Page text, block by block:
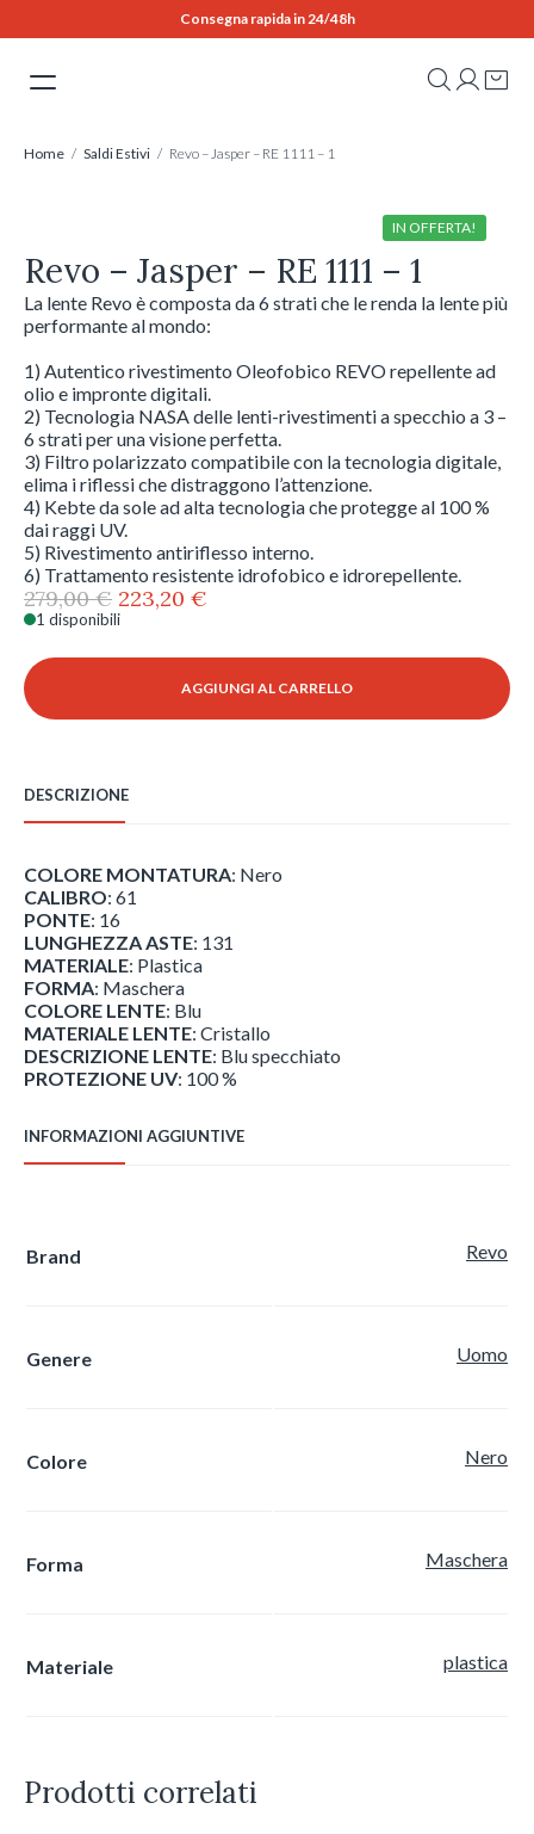
to
Consegna rapida in 24/48h
Home / Saldi Estivi / Revo – Jasper – RE 1111 – 1
IN OFFERTA!
Revo – Jasper – RE 1111 – 1
La lente Revo è composta da 6 strati che le renda la lente più
performante al mondo:
1) Autentico rivestimento Oleofobico REVO repellente ad
olio e impronte digitali.
2) Tecnologia NASA delle lenti-rivestimenti a specchio a 3 –
6 strati per una visione perfetta.
3) Filtro polarizzato compatibile con la tecnologia digitale,
elima i riflessi che distraggono l’attenzione.
4) Kebte da sole ad alta tecnologia che protegge al 100 %
dai raggi UV.
5) Rivestimento antiriflesso interno.
6) Trattamento resistente idrofobico e idrorepellente.
279,00€ Il
prezzo
279,00 €.
223,20 €
223,20 €.
1 disponibili
Jasper
-
1
quantità
AGGIUNGI AL CARRELLO
DESCRIZIONE
COLORE MONTATURA: Nero
CALIBRO: 61
PONTE: 16
LUNGHEZZA ASTE: 131
MATERIALE: Plastica
FORMA: Maschera
COLORE LENTE: Blu
MATERIALE LENTE: Cristallo
DESCRIZIONE LENTE: Blu specchiato
PROTEZIONE UV: 100 %
INFORMAZIONI AGGIUNTIVE
Brand Revo
Genere Uomo
Colore Nero
Forma Maschera
Materiale plastica
Prodotti correlati